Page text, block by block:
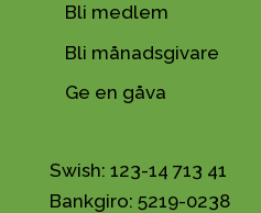
Bli medlem
Bli månadsgivare
Ge en gåva
Swish: 123-14 713 41
Bankgiro: 5219-0238